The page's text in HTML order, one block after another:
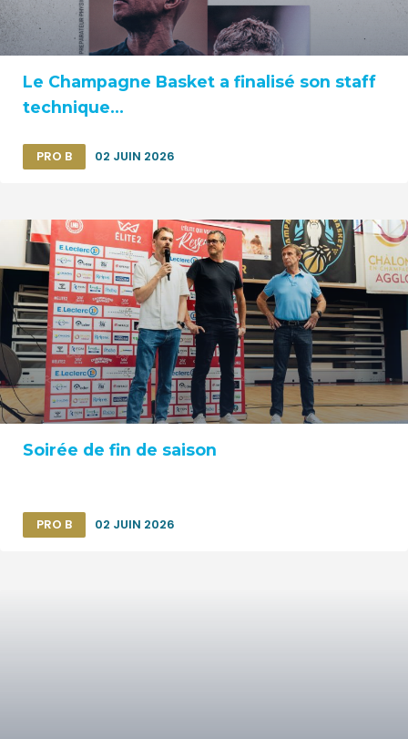
Le Champagne Basket a finalisé son staff
technique...
PRO B 02 JUIN 2026
Soirée de fin de saison
PRO B 02 JUIN 2026